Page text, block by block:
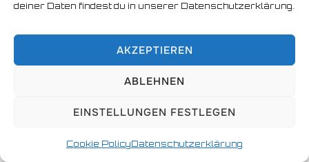
deiner Daten findest du in unserer Datenschutzerklärung.
AKZEPTIEREN
ABLEHNEN
EINSTELLUNGEN FESTLEGEN
Cookie PolicyDatenschutzerklärung